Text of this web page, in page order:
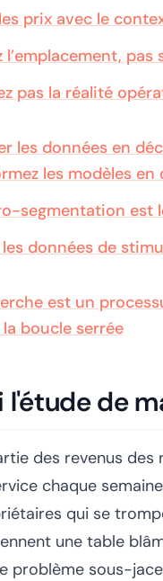
prix avec le
l’emplacement, pas
pas la réalité
les données en
les modèles
segmentation est
données de
est un
la boucle serrée
l'étude de
des revenus
chaque
qui se
une table
problème sous-